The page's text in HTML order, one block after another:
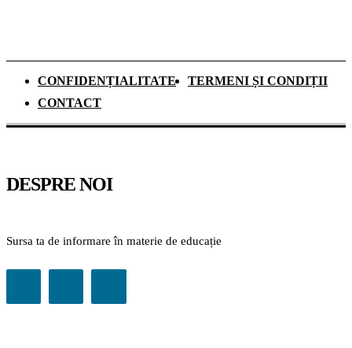
CONFIDENȚIALITATE
TERMENI ȘI CONDIȚII
CONTACT
DESPRE NOI
Sursa ta de informare în materie de educație